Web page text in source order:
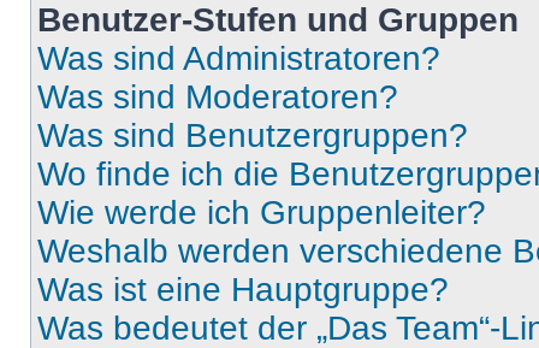
Benutzer-Stufen und Gruppen
Was sind Administratoren?
Was sind Moderatoren?
Was sind Benutzergruppen?
Wo finde ich die
Wie werde ich Gruppenleiter?
Weshalb werden verschiedene
Was ist eine Hauptgruppe?
Was bedeutet der „Das Team“-